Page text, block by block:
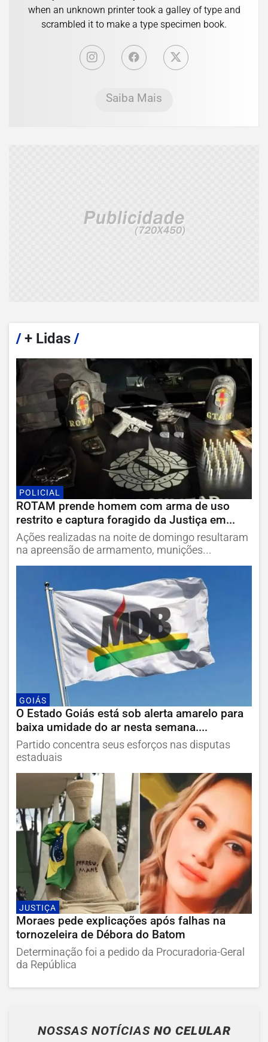
when an unknown printer took a galley of type and
scrambled it to make a type specimen book.
Saiba Mais
/+ Lidas /
POLICIAL
ROTAM prende homem com arma de uso
restrito e captura foragido da Justiça em...
Ações realizadas na noite de domingo resultaram
na apreensão de armamento, munições...
GOIÁS
O Estado Goiás está sob alerta amarelo para
baixa umidade do ar nesta semana....
Partido concentra seus esforços nas disputas
estaduais
JUSTIÇA
Moraes pede explicações após falhas na
tornozeleira de Débora do Batom
Determinação foi a pedido da Procuradoria-Geral
da República
NOSSAS NOTÍCIAS NO CELULAR